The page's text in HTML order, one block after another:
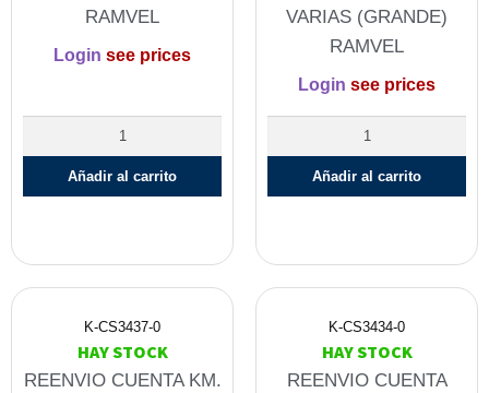
RAMVEL
Login see prices
Añadir al carrito
VARIAS (GRANDE)
RAMVEL
Login see prices
Añadir al carrito
K-CS3437-0
HAY STOCK
REENVIO CUENTA KM.
K-CS3434-0
HAY STOCK
REENVIO CUENTA